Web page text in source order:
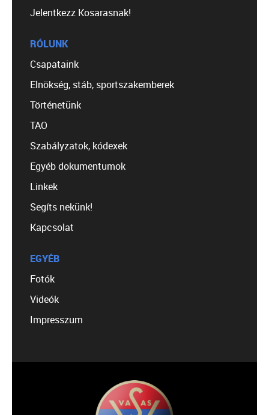
Jelentkezz Kosarasnak!
RÓLUNK
Csapataink
Elnökség, stáb, sportszakemberek
Történetünk
TAO
Szabályzatok, kódexek
Egyéb dokumentumok
Linkek
Segíts nekünk!
Kapcsolat
EGYÉB
Fotók
Videók
Impresszum